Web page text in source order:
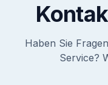
Haben Sie
Service?